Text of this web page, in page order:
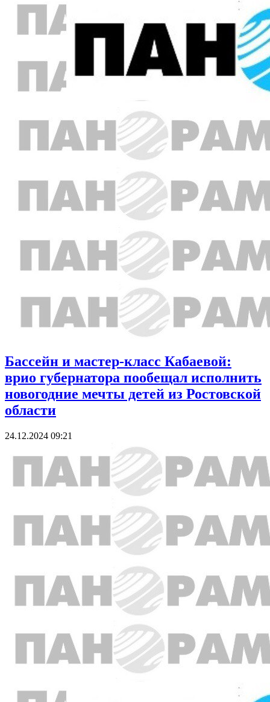
Бассейн и мастер-класс Кабаевой:
врио губернатора пообещал исполнить
новогодние мечты детей из Ростовской
области
24.12.2024 09:21